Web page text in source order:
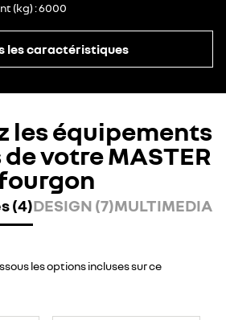
(kg) 6000
les caractéristiques
les équipements
votre MASTER
(4)DESIGN (7)MULTIMEDIA
les options incluses sur ce